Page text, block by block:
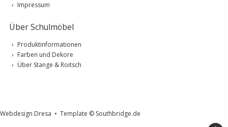
Impressum
Über Schulmöbel
Produktinformationen
Farben und Dekore
Über Stange & Roitsch
Webdesign Dresa • Template © Southbridge.de